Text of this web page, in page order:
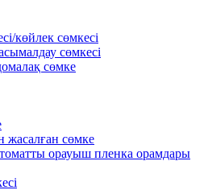
көйлек сөмкесі
сөмкесі
сөмке
сөмке
орауыш пленка орамдары